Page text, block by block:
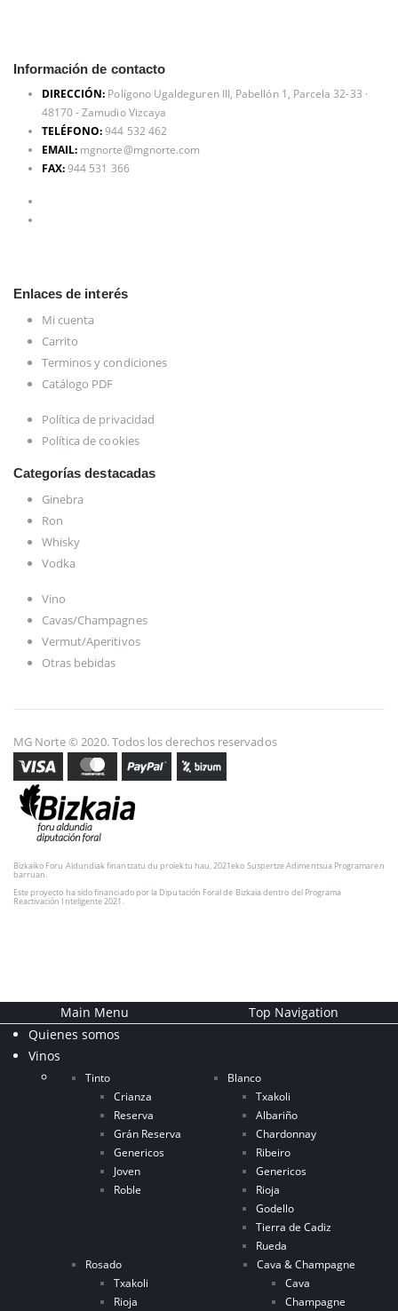
Información de contacto
DIRECCIÓN: Polígono Ugaldeguren III, Pabellón 1, Parcela 32-33 ·
48170 - Zamudio Vizcaya
TELÉFONO:944 532 462
EMAIL: mgnorte@mgnorte.com
FAX:944 531 366
Enlaces de interés
Mi cuenta
Carrito
Terminos y condiciones
Catálogo PDF
Política de privacidad
Política de cookies
Categorías destacadas
Ginebra
Ron
Whisky
Vodka
Vino
Cavas/Champagnes
Vermut/Aperitivos
Otras bebidas
MG Norte © 2020. Todos los derechos reservados
Bizkaiko Foru Aldundiak finantzatu du proiektu hau, 2021eko Suspertze Adimentsua Programaren
barruan.
Este proyecto ha sido financiado por la Diputación Foral de Bizkaia dentro del Programa
Reactivación Inteligente 2021.
Main Menu
Top Navigation
Quienes somos
Vinos
Tinto
Crianza
Reserva
Grán Reserva
Genericos
Joven
Roble
Blanco
Txakoli
Albariño
Chardonnay
Ribeiro
Genericos
Rioja
Godello
Tierra de Cadiz
Rueda
Rosado
Txakoli
Rioja
Cava & Champagne
Cava
Champagne